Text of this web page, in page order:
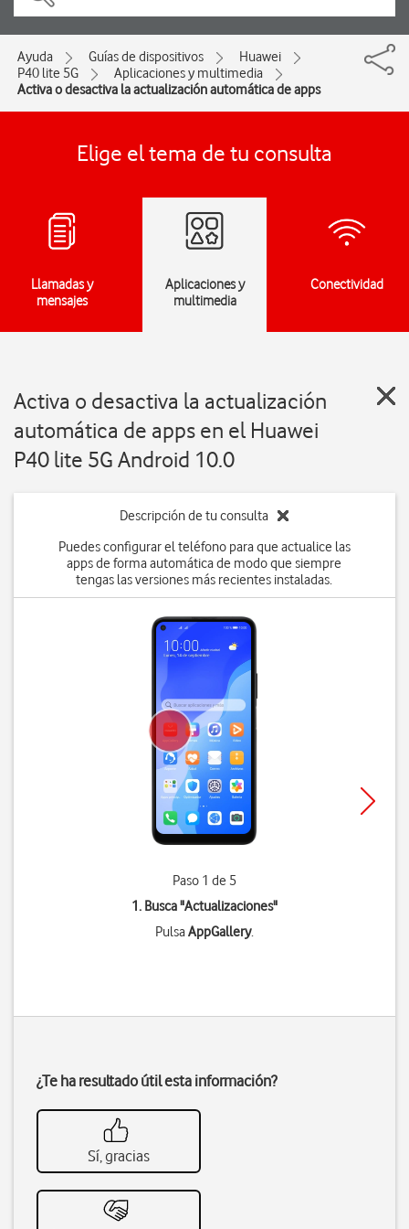
Ayuda Guías de dispositivos
Huawei
P40 lite 5G
Aplicaciones y multimedia
Activa o desactiva la actualización automática de apps
Elige el tema de tu consulta
Llamadas y
mensajes
Aplicaciones y
multimedia
Conectividad
Activa o desactiva la actualización
automática de apps en el Huawei
P40 lite 5G Android 10.0
Descripción de tu consulta
Puedes configurar el teléfono para que actualice las
apps de forma automática de modo que siempre
tengas las versiones más recientes instaladas.
Paso 1 de 5
1. Busca "Actualizaciones"
PulsaAppGallery.
¿Te ha resultado útil esta información?
Sí, gracias